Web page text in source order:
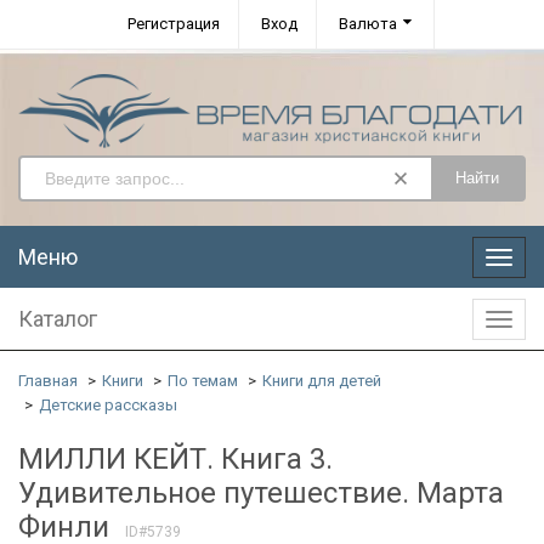
Регистрация Вход Валюта
Найти
Меню
Меню
Каталог
Главная Книги По темам
Книги для детей
Детские рассказы
МИЛЛИ КЕЙТ. Книга 3.
Удивительное путешествие. Марта
Финли
ID#5739